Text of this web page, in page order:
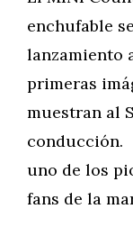
enchufable
lanzamiento
primeras
muestran al
conducción.
uno de los
fans de la